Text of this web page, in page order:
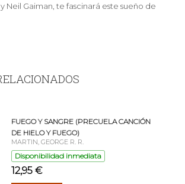
Neil Gaiman, te fascinará este sueño de
FUEGO Y SANGRE (PRECUELA CANCIÓN
DE HIELO Y FUEGO)
MARTIN, GEORGE R. R.
Disponibilidad inmediata
12,95 €